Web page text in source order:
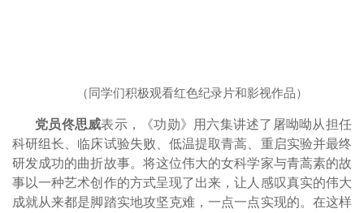
（同学们积极观看红色纪录片和影视作品）
党员佟思威表示，《功勋》用六集讲述了屠呦呦从担任
科研组长、临床试验失败、低温提取青蒿、重启实验并最终
研发成功的曲折故事。将这位伟大的女科学家与青蒿素的故
事以一种艺术创作的方式呈现了出来，让人感叹真实的伟大
成就从来都是脚踏实地攻坚克难，一点一点实现的。在这样